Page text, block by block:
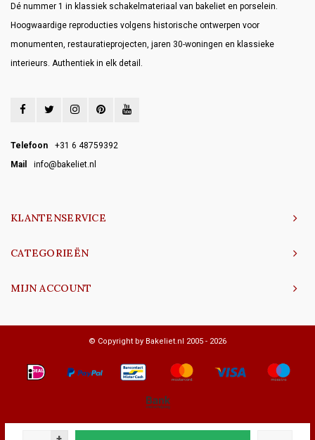
Dé nummer 1 in klassiek schakelmateriaal van bakeliet en porselein.
Hoogwaardige reproducties volgens historische ontwerpen voor
monumenten, restauratieprojecten, jaren 30-woningen en klassieke
interieurs. Authentiek in elk detail.
Telefoon
+31 6 48759392
Mail
info@bakeliet.nl
KLANTENSERVICE
CATEGORIEËN
MIJN ACCOUNT
© Copyright by Bakeliet.nl 2005 - 2026